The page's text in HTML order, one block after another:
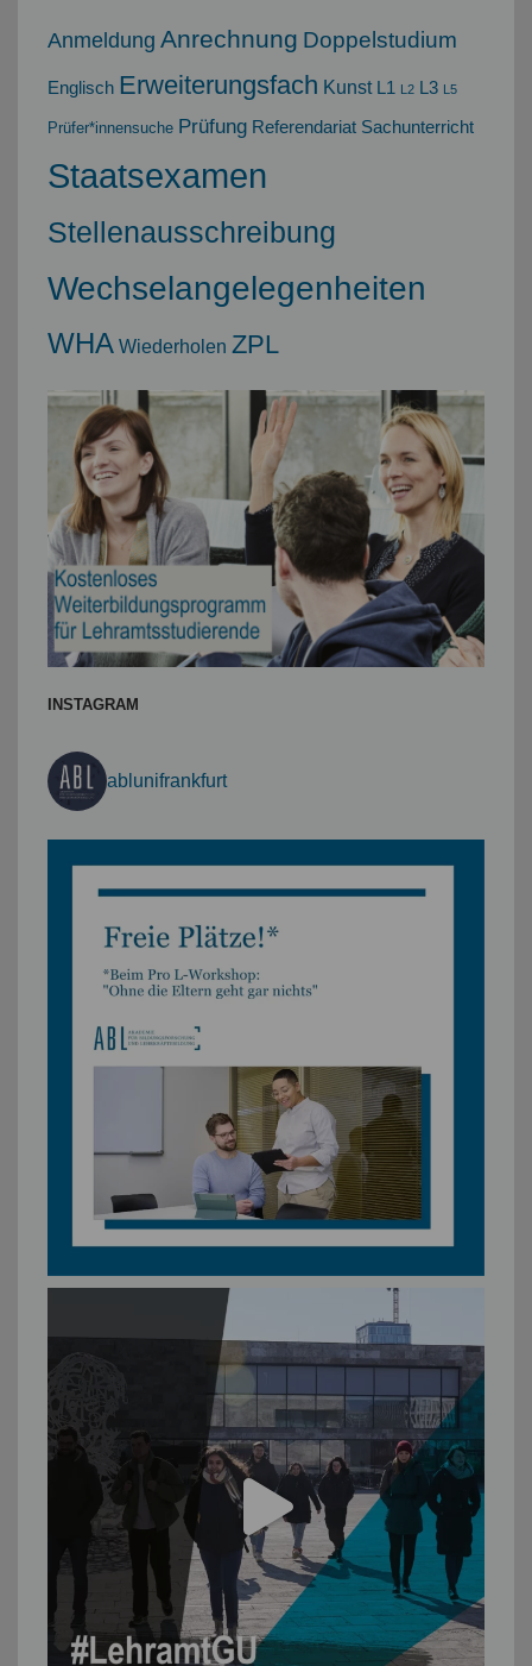
Anmeldung Anrechnung Doppelstudium
Englisch Erweiterungsfach Kunst L1 L2 L3 L5
Prüfer*innensuche Prüfung Referendariat Sachunterricht
Staatsexamen
Stellenausschreibung
Wechselangelegenheiten
WHA Wiederholen ZPL
INSTAGRAM
ablunifrankfurt